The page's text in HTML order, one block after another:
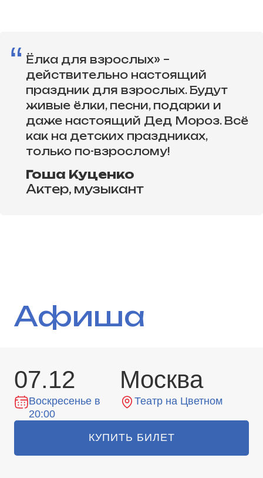
“ Ёлка для взрослых» –
действительно настоящий
праздник для взрослых. Будут
живые ёлки, песни, подарки и
даже настоящий Дед Мороз. Всё
как на детских праздниках,
только по-взрослому!
Гоша Куценко
Актер, музыкант
Афиша
07.12
Воскресенье в
20:00
Москва
Театр на Цветном
КУПИТЬ БИЛЕТ